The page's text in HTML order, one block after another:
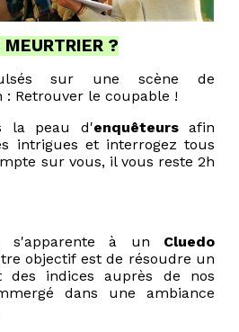
?
sur une scène de
: Retrouver le coupable !
la peau d'enquêteursafin
intrigues et interrogez tous
sur vous, il vous reste 2h
s'apparente à un Cluedo
objectif est de résoudre un
des indices auprès de nos
dans une ambiance